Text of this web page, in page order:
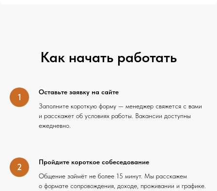
Как начать работать
Оставьте заявку на сайте
Заполните короткую форму — менеджер свяжется с вами
и расскажет об условиях работы. Вакансии доступны
ежедневно.
Пройдите короткое собеседование
Общение займёт не более 15 минут. Мы расскажем
о формате сопровождения, доходе, проживании и графике.